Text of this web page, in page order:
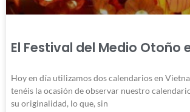
El Festival del Medio Otoño
Hoy en día utilizamos dos calendarios en
tenéis la ocasión de observar nuestro
su originalidad, lo que, sin